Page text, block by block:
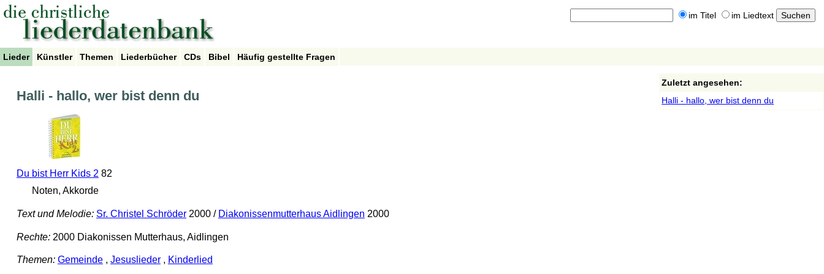
im Titel im Liedtext
Lieder Künstler Themen Liederbücher CDs Bibel Häufig gestellte Fragen
Halli - hallo, wer bist denn du
Du bist Herr Kids 282
Noten, Akkorde
Text und Melodie: Sr. Christel Schröder2000 / Diakonissenmutterhaus Aidlingen 2000
Rechte:2000 Diakonissen Mutterhaus, Aidlingen
Themen: Gemeinde, Jesuslieder, Kinderlied
Zuletzt angesehen:
Halli - hallo, wer bist denn du